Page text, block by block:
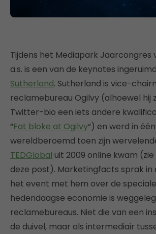
Tijdens het Mediapark Jaarcongres
a.s. is een van de keynotes
Sutherland. Sutherland is vice-
reclamebureau Ogilvy (alhoewel hij
Twitter-bio een iets andere
“Fat bloke at Ogilvy“) en werd in
wereldberoemd toen zijn
TEDGlobal uit 2009 online kwam
deze post). Marketingfacts sprak in
het event met hem over de
hedendaagse economie is
reclamebureaus. Niet die van een
de duivel, maar als intermediair